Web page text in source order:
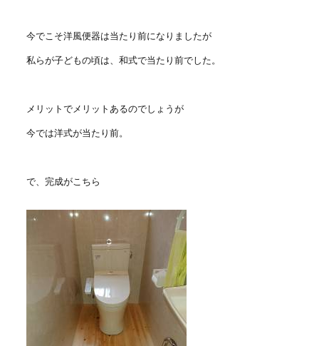
今でこそ洋風便器は当たり前になりましたが
私らが子どもの頃は、和式で当たり前でした。
メリットでメリットあるのでしょうが
今では洋式が当たり前。
で、完成がこちら